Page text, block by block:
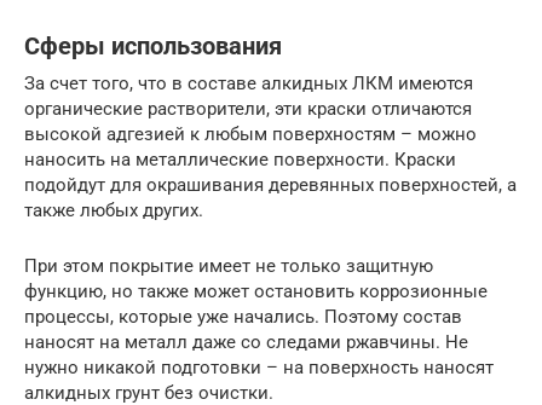
Сферы использования
За счет того, что в составе алкидных ЛКМ имеются
органические растворители, эти краски отличаются
высокой адгезией к любым поверхностям – можно
наносить на металлические поверхности. Краски
подойдут для окрашивания деревянных поверхностей, а
также любых других.
При этом покрытие имеет не только защитную
функцию, но также может остановить коррозионные
процессы, которые уже начались. Поэтому состав
наносят на металл даже со следами ржавчины. Не
нужно никакой подготовки – на поверхность наносят
алкидных грунт без очистки.